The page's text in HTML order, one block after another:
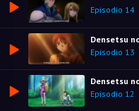
Episodio 14
Densetsu
Episodio 13
Densetsu
Episodio 12